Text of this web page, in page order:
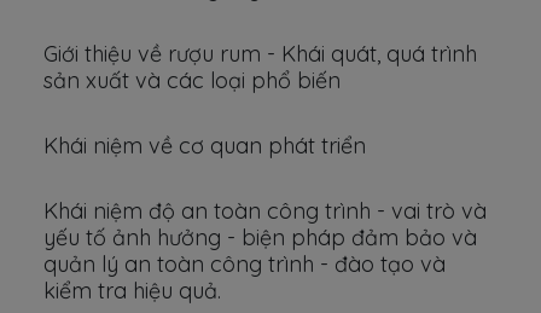
Giới thiệu về rượu rum - Khái quát, quá trình
sản xuất và các loại phổ biến
Khái niệm về cơ quan phát triển
Khái niệm độ an toàn công trình - vai trò và
yếu tố ảnh hưởng - biện pháp đảm bảo và
quản lý an toàn công trình - đào tạo và
kiểm tra hiệu quả.